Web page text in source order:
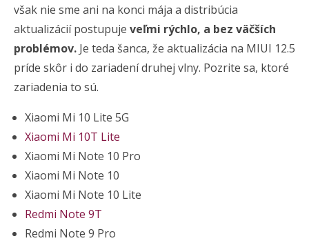
však nie sme ani na konci mája a distribúcia
aktualizácií postupuje veľmi rýchlo, a bez väčších
problémov. Je teda šanca, že aktualizácia na MIUI 12.5
príde skôr i do zariadení druhej vlny. Pozrite sa, ktoré
zariadenia to sú.
Xiaomi Mi 10 Lite 5G
Xiaomi Mi 10T Lite
Xiaomi Mi Note 10 Pro
Xiaomi Mi Note 10
Xiaomi Mi Note 10 Lite
Redmi Note 9T
Redmi Note 9 Pro